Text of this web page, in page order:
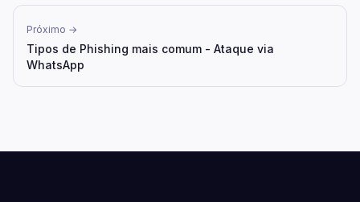
Próximo →
Tipos de Phishing mais comum - Ataque via
WhatsApp